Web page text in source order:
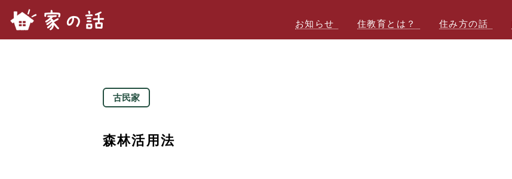
お知らせ
住教育とは？ 住み方の話
古民家
森林活用法